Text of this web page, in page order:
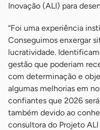
Inovação (ALI) para
“Foi uma experiência
Conseguimos enxergar
lucratividade.
gestão que poderiam
com determinação e
algumas melhorias em
confiantes que 2026
também devido ao
consultora do Projeto